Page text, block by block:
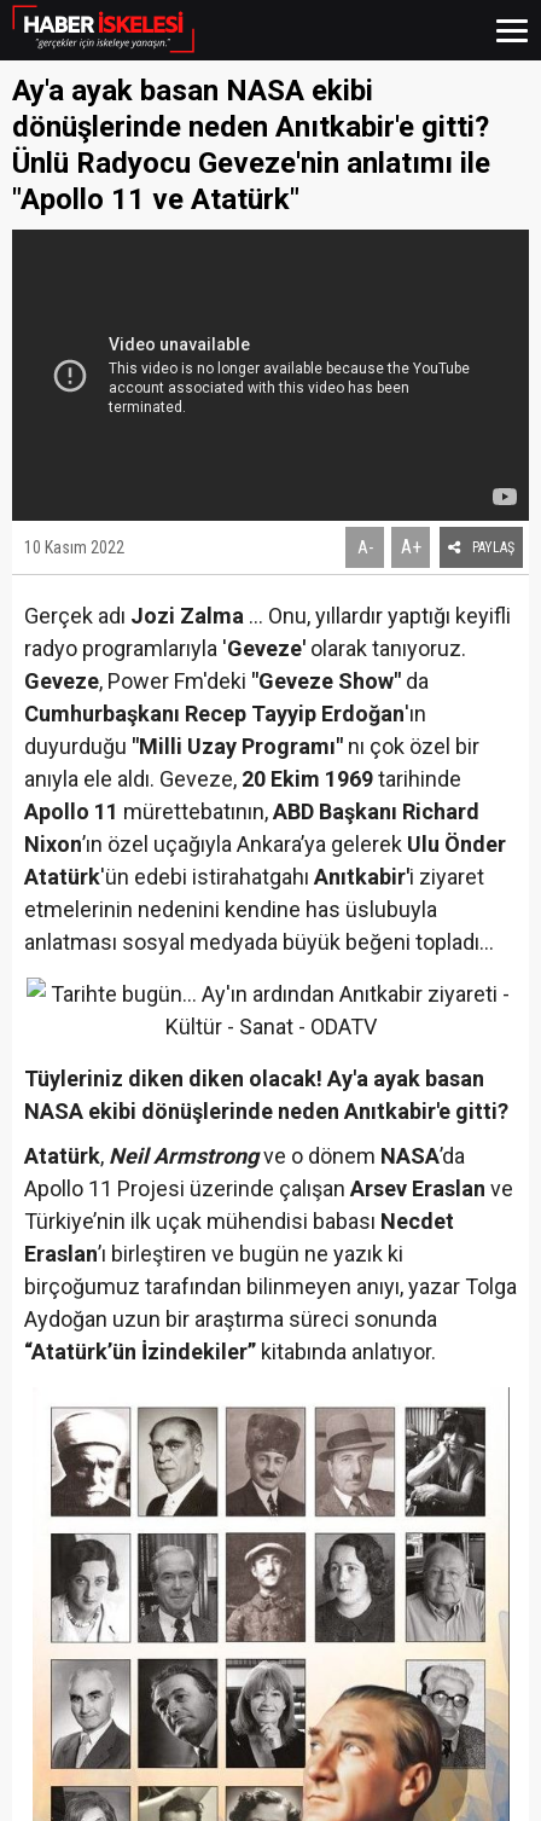
Ay'a ayak basan NASA ekibi
dönüşlerinde neden Anıtkabir'e gitti?
Ünlü Radyocu Geveze'nin anlatımı ile
"Apollo 11 ve Atatürk"
10 Kasım 2022 A- A+ PAYLAŞ
Gerçek adı Jozi Zalma ... Onu, yıllardır yaptığı keyifli
radyo programlarıyla 'Geveze' olarak tanıyoruz.
Geveze, Power Fm'deki "Geveze Show" da
Cumhurbaşkanı Recep Tayyip Erdoğan'ın
duyurduğu "Milli Uzay Programı" nı çok özel bir
anıyla ele aldı. Geveze, 20 Ekim 1969tarihinde
Apollo 11 mürettebatının,ABD Başkanı Richard
Nixon’ın özel uçağıyla Ankara’ya gelerek Ulu Önder
Atatürk'ün edebi istirahatgahı Anıtkabir'i ziyaret
etmelerinin nedenini kendine has üslubuyla
anlatması sosyal medyada büyük beğeni topladı…
Tüyleriniz diken diken olacak! Ay'a ayak basan
NASA ekibi dönüşlerinde neden Anıtkabir'e gitti?
Atatürk, Neil Armstrongve o dönem NASA’da
Apollo 11 Projesi üzerinde çalışan Arsev Eraslan ve
Türkiye’nin ilk uçak mühendisi babası Necdet
Eraslan’ı birleştiren ve bugün ne yazık ki
birçoğumuz tarafından bilinmeyen anıyı, yazar Tolga
Aydoğan uzun bir araştırma süreci sonunda
“Atatürk’ün İzindekiler” kitabında anlatıyor.